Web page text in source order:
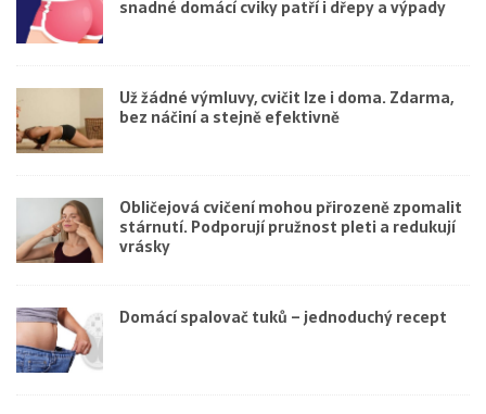
snadné domácí cviky patří i dřepy a výpady
Už žádné výmluvy, cvičit lze i doma. Zdarma,
bez náčiní a stejně efektivně
Obličejová cvičení mohou přirozeně zpomalit
stárnutí. Podporují pružnost pleti a redukují
vrásky
Domácí spalovač tuků – jednoduchý recept